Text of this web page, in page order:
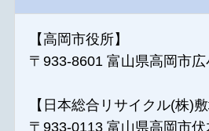
【高岡市役所】
〒933-8601 富山県高岡市広
【日本総合リサイクル(株)敷
〒933-0113 富山県高岡市